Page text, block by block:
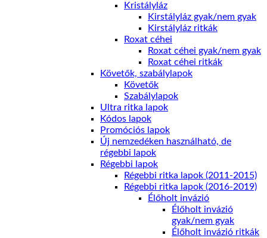
Kristályláz
Kirstályláz gyak/nem gyak
Kirstályláz ritkák
Roxat céhei
Roxat céhei gyak/nem gyak
Roxat céhei ritkák
Követők, szabálylapok
Követők
Szabálylapok
Ultra ritka lapok
Kódos lapok
Promóciós lapok
Új nemzedéken használható, de
régebbi lapok
Régebbi lapok
Régebbi ritka lapok (2011-2015)
Régebbi ritka lapok (2016-2019)
Élőholt invázió
Élőholt invázió
gyak/nem gyak
Élőholt invázió ritkák